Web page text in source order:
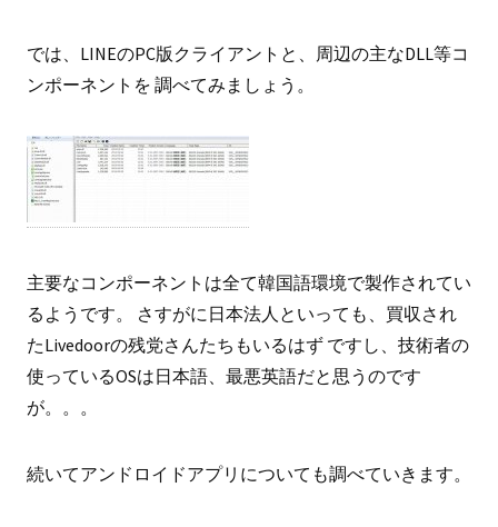
では、LINEのPC版クライアントと、周辺の主なDLL等コ
ンポーネントを 調べてみましょう。
主要なコンポーネントは全て韓国語環境で製作されてい
るようです。 さすがに日本法人といっても、買収され
たLivedoorの残党さんたちもいるはず ですし、技術者の
使っているOSは日本語、最悪英語だと思うのです
が。。。
続いてアンドロイドアプリについても調べていきます。